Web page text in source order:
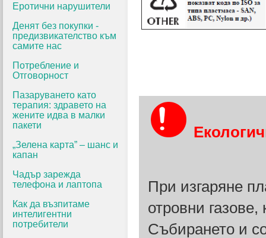
Еротични нарушители
Денят без покупки -
предизвикателство към
самите нас
Потребление и
Отговорност
Пазаруването като
терапия: здравето на
жените идва в малки
пакети
„Зелена карта” – шанс и
капан
Чадър зарежда
телефона и лаптопа
Как да възпитаме
интелигентни
потребители
При изгаряне
отровни
Събирането и